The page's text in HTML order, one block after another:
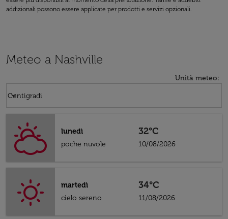
addizionali possono essere applicate per prodotti e servizi opzionali.
Meteo a Nashville
Unità meteo:
Centigradi
keyboard_arrow_down
lunedì
poche nuvole
32°C
10/08/2026
martedì
cielo sereno
34°C
11/08/2026